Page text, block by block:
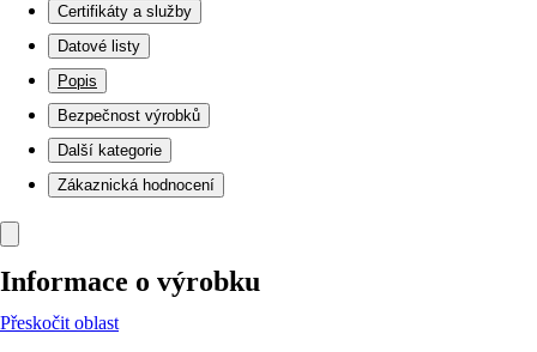
Certifikáty a služby
Datové listy
Popis
Bezpečnost výrobků
Další kategorie
Zákaznická hodnocení
Informace o výrobku
Přeskočit oblast